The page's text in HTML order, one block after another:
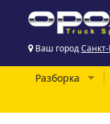
Ваш город
Разборка